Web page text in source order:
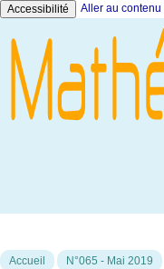
Accessibilité Aller au contenu
Accueil N°065 - Mai 2019